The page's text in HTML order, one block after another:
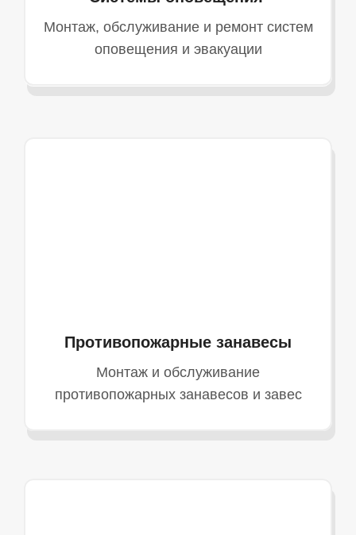
Монтаж, обслуживание и ремонт систем
оповещения и эвакуации
Противопожарные занавесы
Монтаж и обслуживание
противопожарных занавесов и завес